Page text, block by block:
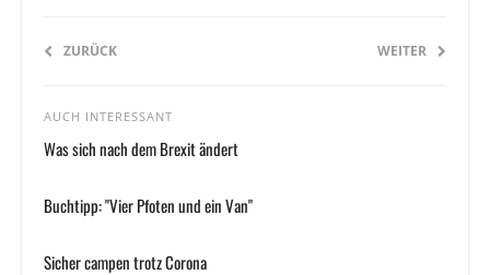
ZURÜCK WEITER
AUCH INTERESSANT
Was sich nach dem Brexit ändert
Buchtipp: "Vier Pfoten und ein Van"
Sicher campen trotz Corona